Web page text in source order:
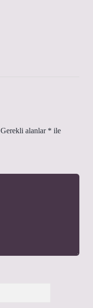
Gerekli alanlar * ile